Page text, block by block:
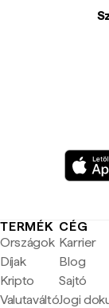
TERMÉK
Országok
Díjak
Kripto
Valutaváltó
CÉG
Karrier
Blog
Sajtó
Jogi